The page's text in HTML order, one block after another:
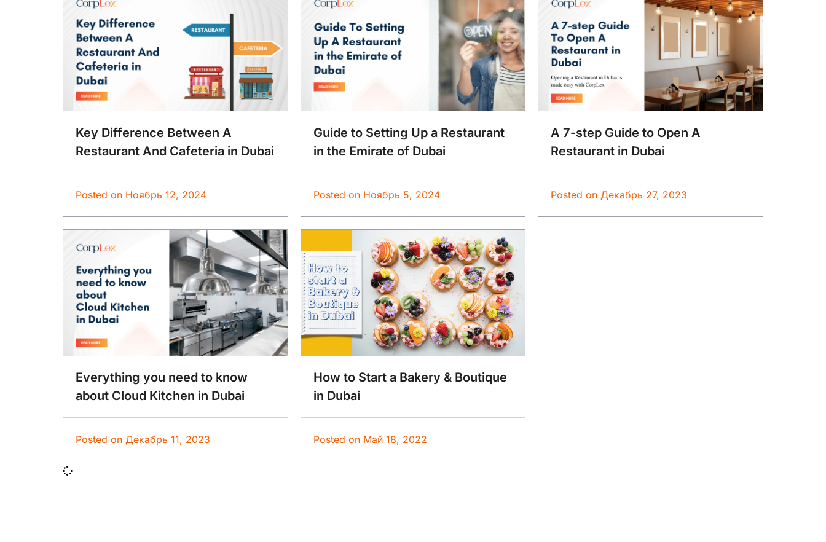
Key Difference Between A
Restaurant And Cafeteria in Dubai
Posted on Ноябрь 12, 2024
Guide to Setting Up a Restaurant
in the Emirate of Dubai
Posted on Ноябрь 5, 2024
A 7-step Guide to Open A
Restaurant in Dubai
Posted on Декабрь 27, 2023
Everything you need to know
about Cloud Kitchen in Dubai
Posted on Декабрь 11, 2023
How to Start a Bakery & Boutique
in Dubai
Posted on Май 18, 2022